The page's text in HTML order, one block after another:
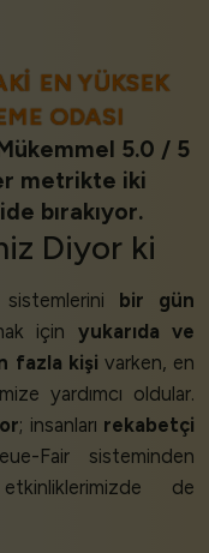
EN YÜKSEK
ODASI
Mükemmel 5.0 / 5
metrikte iki
bırakıyor.
Diyor ki
sistemlerini bir gün
için yukarıda ve
fazla kişi varken, en
yardımcı oldular.
; insanları rekabetçi
Fair sisteminden
de